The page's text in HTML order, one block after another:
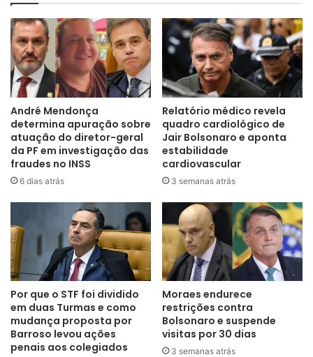
André Mendonça
determina apuração sobre
atuação do diretor-geral
da PF em investigação das
fraudes no INSS
6 dias atrás
Relatório médico revela
quadro cardiológico de
Jair Bolsonaro e aponta
estabilidade
cardiovascular
3 semanas atrás
Por que o STF foi dividido
em duas Turmas e como
mudança proposta por
Barroso levou ações
penais aos colegiados
Moraes endurece
restrições contra
Bolsonaro e suspende
visitas por 30 dias
3 semanas atrás